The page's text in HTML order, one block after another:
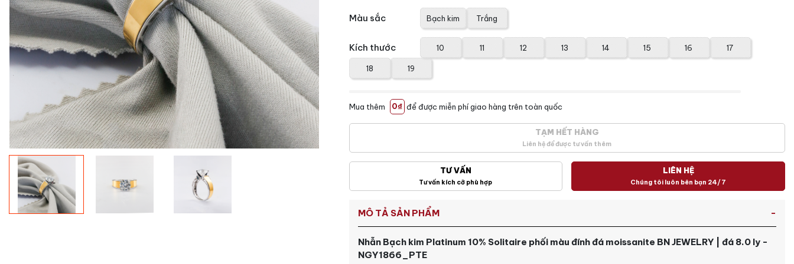
Màu sắc Bạch kim Trắng
Kích thước 10 11 12 13 14 15 16 17
18 19
Mua thêm 0₫ để được miễn phí giao hàng trên toàn quốc
TẠM HẾT HÀNG
Liên hệ để được tư vấn thêm
TƯ VẤN
Tư vấn kích cỡ phù hợp
LIÊN HỆ
Chúng tôi luôn bên bạn 24/7
MÔ TẢ SẢN PHẨM
Nhẫn Bạch kim Platinum 10% Solitaire phối màu đính đá moissanite BN JEWELRY | đá 8.0 ly -
NGY1866_PTE